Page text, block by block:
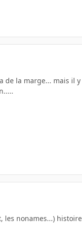
de la marge... mais il
nonames...)